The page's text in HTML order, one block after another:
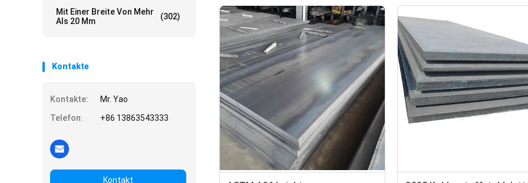
Mit Einer Breite Von Mehr
Als 20 Mm
(302)
Kontakte
Kontakte:
Mr. Yao
Telefon:
+86 13863543333
Kontakt